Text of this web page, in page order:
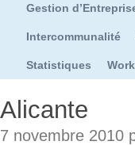
Gestion
Intercommunalité
Statistiques
Alicante
7 novembre 2010